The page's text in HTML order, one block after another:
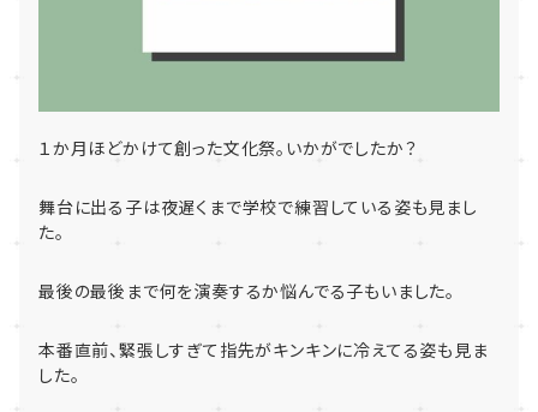
１か月ほどかけて創った文化祭。いかがでしたか？
舞台に出る子は夜遅くまで学校で練習している姿も見まし
た。
最後の最後まで何を演奏するか悩んでる子もいました。
本番直前、緊張しすぎて指先がキンキンに冷えてる姿も見ま
した。